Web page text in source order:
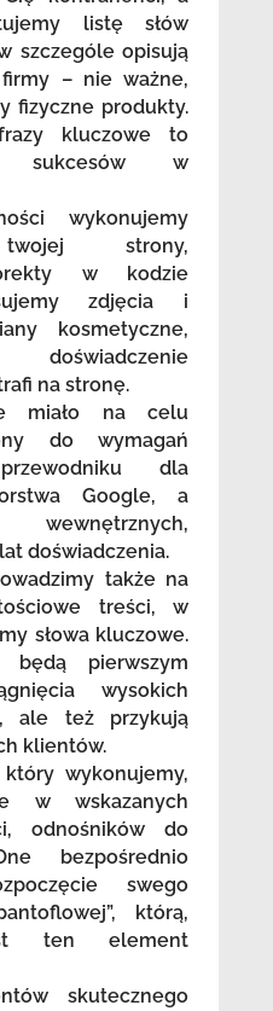
listę słów
szczególe opisują
– nie ważne,
fizyczne produkty.
kluczowe to
sukcesów w
wykonujemy
twojej strony,
w kodzie
zdjęcia i
kosmetyczne,
na stronę.
miało na celu
do wymagań
dla
Google, a
doświadczenia.
także na
treści, w
słowa kluczowe.
pierwszym
wysokich
ale też przykują
klientów.
wykonujemy,
w wskazanych
odnośników do
bezpośrednio
swego
którą,
ten element
skutecznego